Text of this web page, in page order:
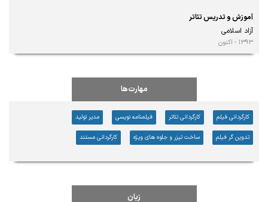
آموزش و تدریس تئاتر
آزاد اسلامی
۱۳۹۳ - اکنون
مهارت‌ها
کارگردانی فیلم کارگردانی تئاتر فیلمنامه نویسی مدیر تولید
تدوین گر فیلم ساخت تیزر و جلوه های ویژه کارگردانی مستند
زبان